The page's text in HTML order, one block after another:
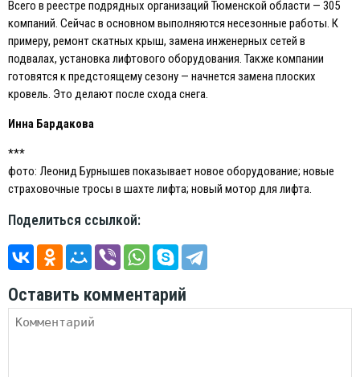
Всего в реестре подрядных организаций Тюменской области — 305
компаний. Сейчас в основном выполняются несезонные работы. К
примеру, ремонт скатных крыш, замена инженерных сетей в
подвалах, установка лифтового оборудования. Также компании
готовятся к предстоящему сезону — начнется замена плоских
кровель. Это делают после схода снега.
Инна Бардакова
***
фото: Леонид Бурнышев показывает новое оборудование; новые
страховочные тросы в шахте лифта; новый мотор для лифта.
Поделиться ссылкой:
Оставить комментарий